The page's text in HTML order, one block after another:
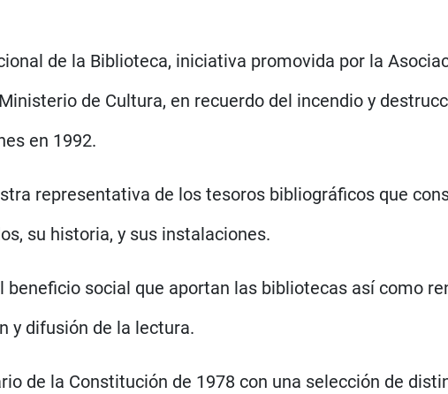
de la Biblioteca, iniciativa promovida por la
de Cultura, en recuerdo del incendio y
en 1992.
representativa de los tesoros bibliográficos que
su historia, y sus instalaciones.
social que aportan las bibliotecas así como
y difusión de la lectura.
de la Constitución de 1978 con una selección de